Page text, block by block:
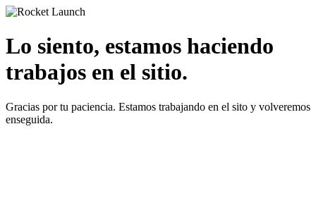
Lo siento, estamos haciendo
trabajos en el sitio.
Gracias por tu paciencia. Estamos trabajando en el sito y volveremos
enseguida.